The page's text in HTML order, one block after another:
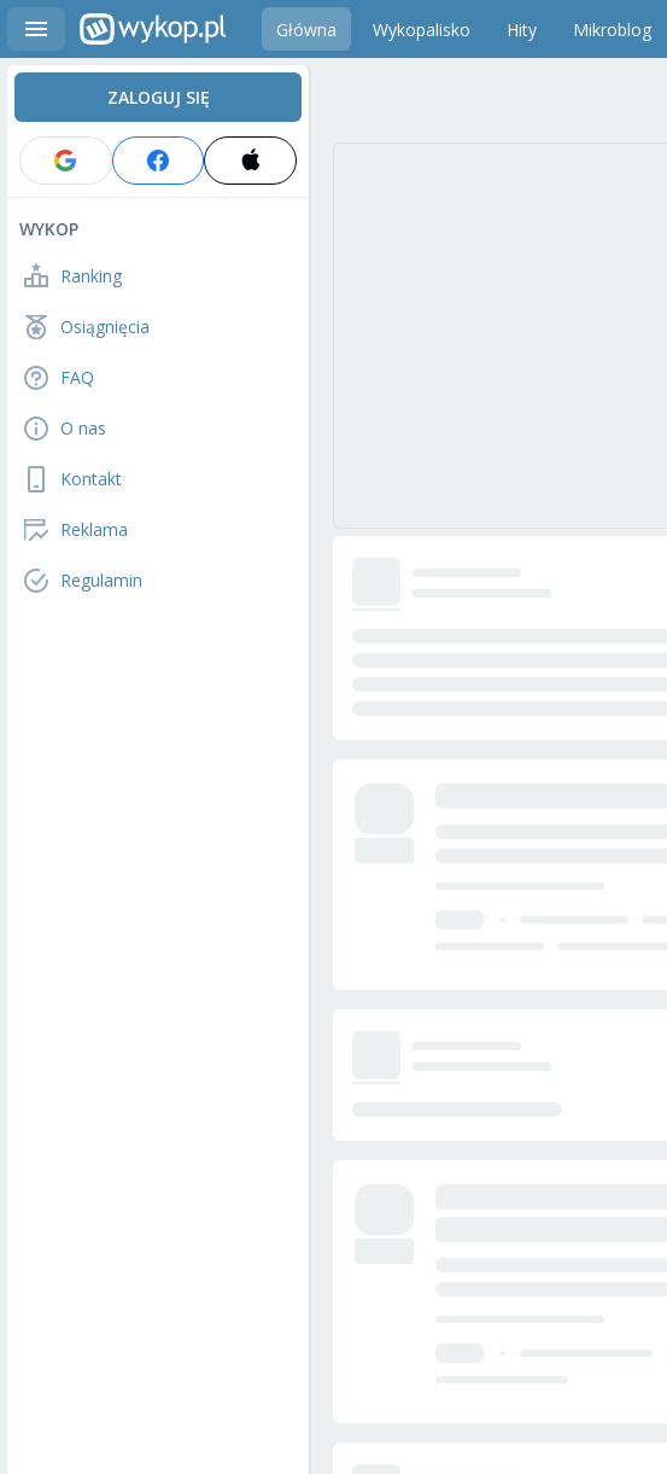
Główna Wykopalisko Hity Mikroblog
ZALOGUJ SIĘ
WYKOP
Ranking
Osiągnięcia
FAQ
O nas
Kontakt
Reklama
Regulamin